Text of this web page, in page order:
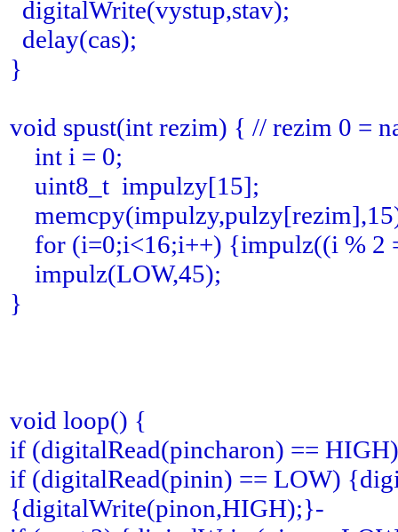
digitalWrite(vystup,stav);
delay(cas);
}
void spust(int rezim) { // rezim 0 =
int i = 0;
uint8_t impulzy[15];
for (i=0;i<16;i++) {impulz((i % 2
impulz(LOW,45);
}
void loop() {
if (digitalRead(pincharon) ==
if (digitalRead(pinin) == LOW)
{digitalWrite(pinon,HIGH);}-